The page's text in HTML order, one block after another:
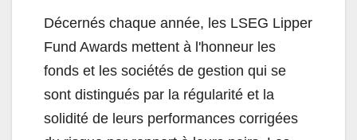
Décernés chaque année, les LSEG Lipper
Fund Awards mettent à l'honneur les
fonds et les sociétés de gestion qui se
sont distingués par la régularité et la
solidité de leurs performances corrigées